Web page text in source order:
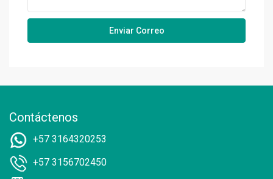
Contáctenos
+57 3164320253
+57 3156702450